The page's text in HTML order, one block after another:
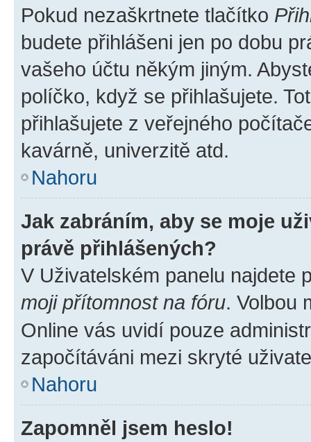
Pokud nezaškrtnete tlačítko
budete přihlášeni jen po dobu
vašeho účtu někým jiným.
políčko, když se přihlašujete.
přihlašujete z veřejného
kavárně, univerzitě atd.
Nahoru
Jak zabráním, aby se moje
právě přihlášených?
V Uživatelském panelu najdete
moji přítomnost na fóru. Volbou
Online vás uvidí pouze
započítáváni mezi skryté
Nahoru
Zapomněl jsem heslo!